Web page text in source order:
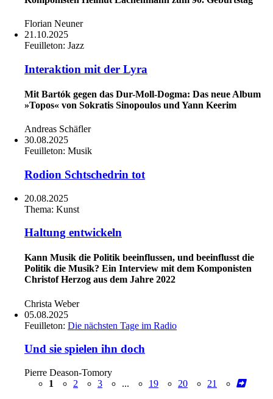
Florian Neuner
21.10.2025
Feuilleton: Jazz
Interaktion mit der Lyra
Mit Bartók gegen das Dur-Moll-Dogma: Das neue Album
»Topos« von Sokratis Sinopoulos und Yann Keerim
Andreas Schäfler
30.08.2025
Feuilleton: Musik
Rodion Schtschedrin tot
20.08.2025
Thema: Kunst
Haltung entwickeln
Kann Musik die Politik beeinflussen, und beeinflusst die
Politik die Musik? Ein Interview mit dem Komponisten
Christof Herzog aus dem Jahre 2022
Christa Weber
05.08.2025
Feuilleton: Die nächsten Tage im Radio
Und sie spielen ihn doch
Pierre Deason-Tomory
1
2 3 ... 19 20 21